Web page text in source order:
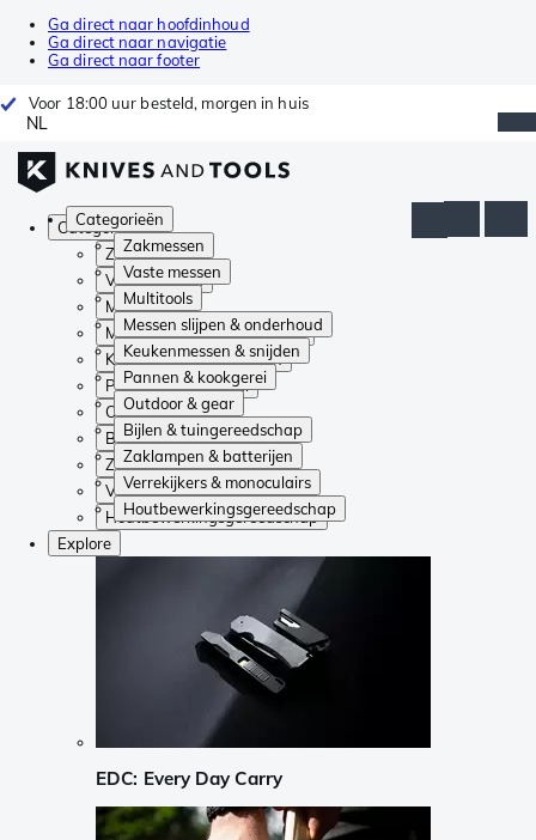
Ga direct naar hoofdinhoud
Ga direct naar navigatie
Ga direct naar footer
Voor 18:00 uur besteld, morgen in huis
NL
Categorieën
Zakmessen
Vaste messen
Multitools
Messen slijpen & onderhoud
Keukenmessen & snijden
Pannen & kookgerei
Outdoor & gear
Bijlen & tuingereedschap
Zaklampen & batterijen
Verrekijkers & monoculairs
Houtbewerkingsgereedschap
Categorieën
Zakmessen
Vaste messen
Multitools
Messen slijpen & onderhoud
Keukenmessen & snijden
Pannen & kookgerei
Outdoor & gear
Bijlen & tuingereedschap
Zaklampen & batterijen
Verrekijkers & monoculairs
Houtbewerkingsgereedschap
Explore
EDC: Every Day Carry